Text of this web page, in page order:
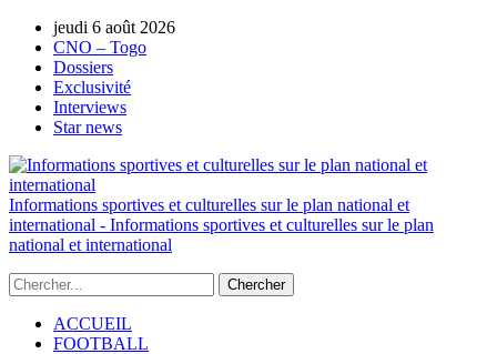
jeudi 6 août 2026
CNO – Togo
Dossiers
Exclusivité
Interviews
Star news
Informations sportives et culturelles sur le plan national et
international - Informations sportives et culturelles sur le plan
national et international
ACCUEIL
FOOTBALL
AUTORISATION DE LA HAAC N°0134/